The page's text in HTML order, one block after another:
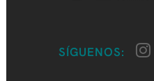
SÍGUENOS: